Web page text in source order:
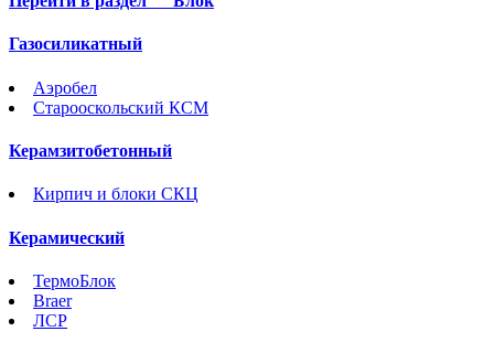
Газосиликатный
Аэробел
Старооскольский КСМ
Керамзитобетонный
Кирпич и блоки СКЦ
Керамический
ТермоБлок
Braer
ЛСР